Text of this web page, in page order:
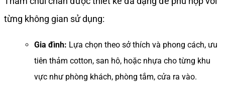
từng không gian sử dụng:
Gia đình: Lựa chọn theo sở thích và phong cách, ưu
tiên thảm cotton, san hô, hoặc nhựa cho từng khu
vực như phòng khách, phòng tắm, cửa ra vào.